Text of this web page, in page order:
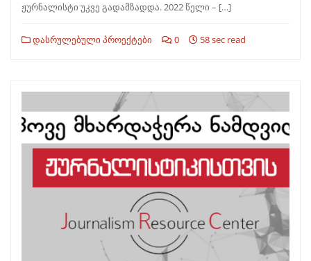
ჟურნალისტი უკვე გადამზადდა. 2022 წელი – […]
დასრულებული პროექტები 0 58 sec read